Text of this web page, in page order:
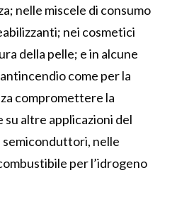
nelle miscele di consumo
nei cosmetici
della pelle; e in alcune
come per la
compromettere la
altre applicazioni del
semiconduttori, nelle
per l’idrogeno